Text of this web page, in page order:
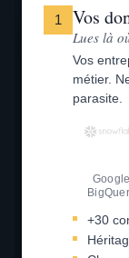
1 Vos
Lues là
Vos
métier.
parasite.
Google
+30